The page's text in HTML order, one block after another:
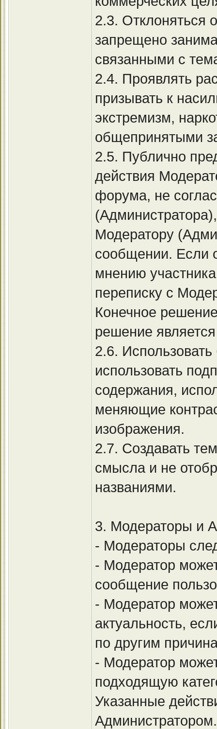
2.3. Отклоняться
запрещено
связанными с
2.4. Проявлять
призывать к
экстремизм,
общепринятыми
2.5. Публично
действия
форума, не
Модератору
сообщении. Если
мнению
переписку с
Конечное
решение
2.6.
использовать
содержания,
меняющие
изображения.
2.7. Создавать
смысла и не
названиями.
3. Модераторы и
- Модераторы
- Модератор
сообщение
- Модератор
актуальность,
по другим
- Модератор
подходящую
Указанные
Администратором.